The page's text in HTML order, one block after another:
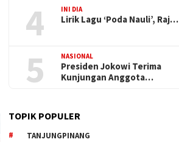
4 INI DIA
Lirik Lagu ‘Poda Nauli’, Raj…
5 NASIONAL
Presiden Jokowi Terima
Kunjungan Anggota…
TOPIK POPULER
TANJUNGPINANG